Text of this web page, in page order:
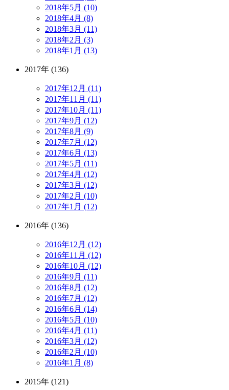
2018年5月 (10)
2018年4月 (8)
2018年3月 (11)
2018年2月 (3)
2018年1月 (13)
2017年 (136)
2017年12月 (11)
2017年11月 (11)
2017年10月 (11)
2017年9月 (12)
2017年8月 (9)
2017年7月 (12)
2017年6月 (13)
2017年5月 (11)
2017年4月 (12)
2017年3月 (12)
2017年2月 (10)
2017年1月 (12)
2016年 (136)
2016年12月 (12)
2016年11月 (12)
2016年10月 (12)
2016年9月 (11)
2016年8月 (12)
2016年7月 (12)
2016年6月 (14)
2016年5月 (10)
2016年4月 (11)
2016年3月 (12)
2016年2月 (10)
2016年1月 (8)
2015年 (121)